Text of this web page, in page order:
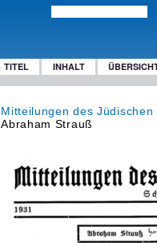
TITEL INHALT
Mitteilungen des
Abraham Strauß